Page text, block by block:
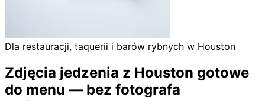
Dla restauracji, taquerii i barów rybnych w Houston
Zdjęcia jedzenia z Houston gotowe
do menu — bez fotografa